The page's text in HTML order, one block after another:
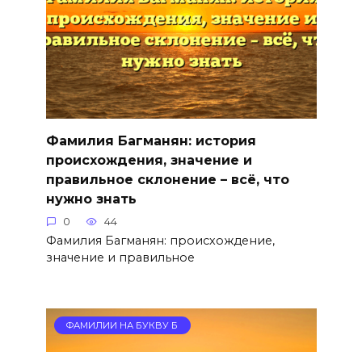
Фамилия Багманян: история
происхождения, значение и
правильное склонение – всё, что
нужно знать
0 44
Фамилия Багманян: происхождение,
значение и правильное
ФАМИЛИИ НА БУКВУ Б